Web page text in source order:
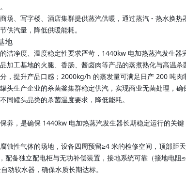
商场、写字楼、酒店集群提供蒸汽供暖，通过蒸汽 - 热水换
供汽量，降低供暖能耗。
地
洁净度、温度稳定性要求严苛，1440kw 电加热蒸汽发生器
品加工基地的火腿、香肠、酱卤肉等产品的蒸煮熟化与高温
，提升产品口感；2000kg/h 的蒸发量可满足日产 200 吨肉
罐头生产企业的杀菌釜集群稳定供汽，实现商业无菌处理，
同罐头品类的杀菌温度要求，降低能耗。
养，是确保 1440kw 电加热蒸汽发生器长期稳定运行的关
蚀性气体的场地，设备四周预留≥4 米的检修空间，顶部距
配备独立配电柜与无功补偿装置，接地系统可靠（接地电
动软水器，确保水质长期达标。